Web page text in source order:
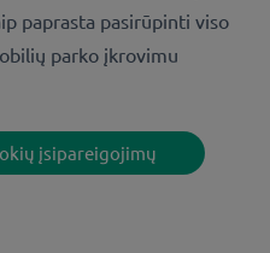
paprasta pasirūpinti viso
parko įkrovimu
įsipareigojimų